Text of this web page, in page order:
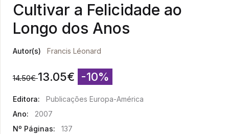
Cultivar a Felicidade ao
Longo dos Anos
Autor(s) Francis Léonard
14.50€ 13.05€ -10%
Editora:
Publicações Europa-América
Ano:
2007
Nº Páginas:
137